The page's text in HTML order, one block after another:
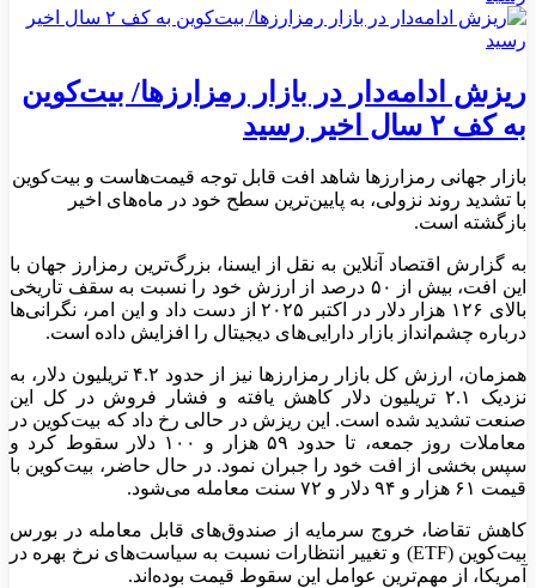
ریزش ادامه‌دار در بازار رمزارزها/ بیت‌کوین
به کف ۲ سال اخیر رسید
بازار جهانی رمزارزها شاهد افت قابل توجه قیمت‌هاست و بیت‌کوین
با تشدید روند نزولی، به پایین‌ترین سطح خود در ماه‌های اخیر
بازگشته است.
به گزارش اقتصاد آنلاین به نقل از ایسنا، بزرگ‌ترین رمزارز جهان با
این افت، بیش از ۵۰ درصد از ارزش خود را نسبت به سقف تاریخی
بالای ۱۲۶ هزار دلار در اکتبر ۲۰۲۵ از دست داد و این امر، نگرانی‌ها
درباره چشم‌انداز بازار دارایی‌های دیجیتال را افزایش داده است.
همزمان، ارزش کل بازار رمزارزها نیز از حدود ۴.۲ تریلیون دلار، به
نزدیک ۲.۱ تریلیون دلار کاهش یافته و فشار فروش در کل این
صنعت تشدید شده است. این ریزش در حالی رخ داد که بیت‌کوین در
معاملات روز جمعه، تا حدود ۵۹ هزار و ۱۰۰ دلار سقوط کرد و
سپس بخشی از افت خود را جبران نمود. در حال حاضر، بیت‌کوین با
قیمت ۶۱ هزار و ۹۴ دلار و ۷۲ سنت معامله می‌شود.
کاهش تقاضا، خروج سرمایه از صندوق‌های قابل معامله در بورس
بیت‌کوین (ETF) و تغییر انتظارات نسبت به سیاست‌های نرخ بهره در
آمریکا، از مهم‌ترین عوامل این سقوط قیمت بوده‌اند.